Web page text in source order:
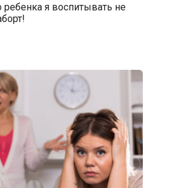
ребенка я воспитывать не